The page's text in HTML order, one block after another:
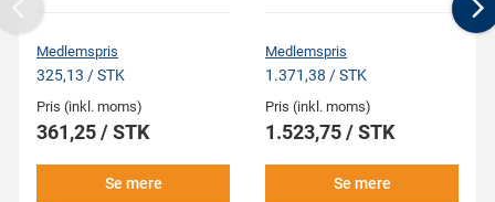
Medlemspris
325,13 / STK
Pris (inkl. moms)
361,25 / STK
Se mere
Medlemspris
1.371,38 / STK
Pris (inkl. moms)
1.523,75 / STK
Se mere
Previous